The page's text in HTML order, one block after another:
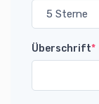
Überschrift*